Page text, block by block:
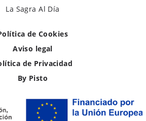
La Sagra Al Día
de Cookies
Aviso legal
de Privacidad
By Pisto